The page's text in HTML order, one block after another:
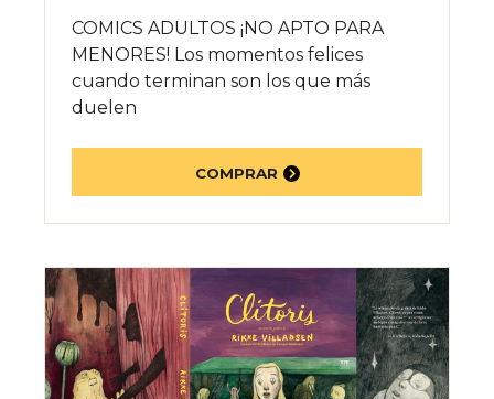
COMICS ADULTOS ¡NO APTO PARA
MENORES! Los momentos felices
cuando terminan son los que más
duelen
COMPRAR